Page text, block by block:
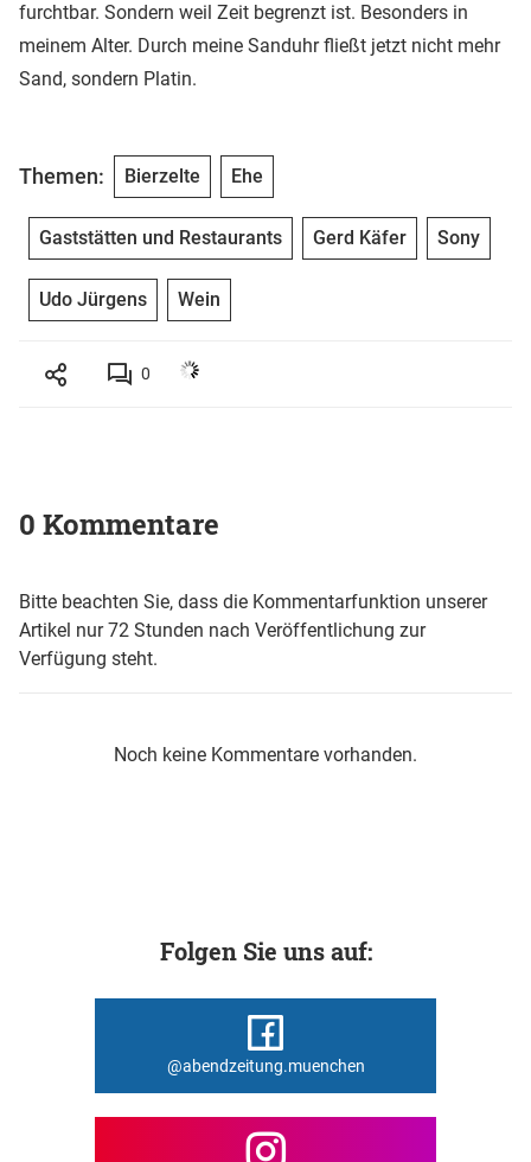
furchtbar. Sondern weil Zeit begrenzt ist. Besonders in
meinem Alter. Durch meine Sanduhr fließt jetzt nicht mehr
Sand, sondern Platin.
Themen: Bierzelte Ehe
Gaststätten und Restaurants Gerd Käfer Sony
Udo Jürgens Wein
0
0 Kommentare
Bitte beachten Sie, dass die Kommentarfunktion unserer
Artikel nur 72 Stunden nach Veröffentlichung zur
Verfügung steht.
Noch keine Kommentare vorhanden.
Folgen Sie uns auf:
@abendzeitung.muenchen